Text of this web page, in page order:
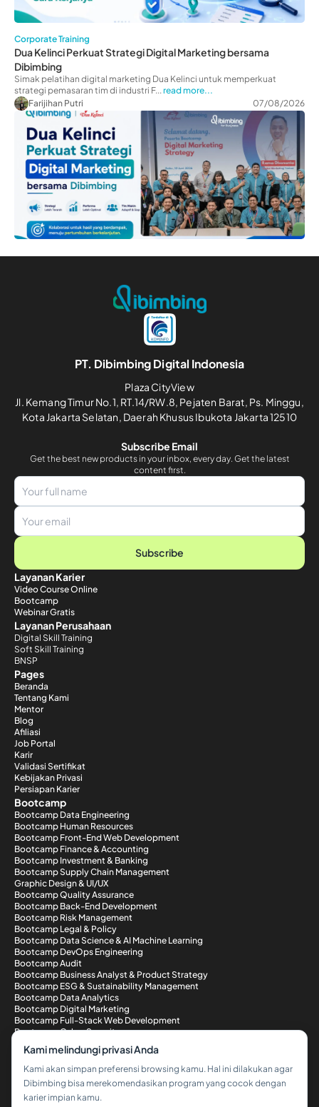
Corporate Training
Dua Kelinci Perkuat Strategi Digital Marketing bersama
Dibimbing
Simak pelatihan digital marketing Dua Kelinci untuk memperkuat
strategi pemasaran tim di industri F... read more...
Farijihan Putri
07/08/2026
PT. Dibimbing Digital Indonesia
Plaza CityView
Jl. Kemang Timur No.1, RT.14/RW.8, Pejaten Barat, Ps. Minggu,
Kota Jakarta Selatan, Daerah Khusus Ibukota Jakarta 12510
Subscribe Email
Get the best new products in your inbox, every day. Get the latest
content first.
Subscribe
Layanan Karier
Video Course Online
Bootcamp
Webinar Gratis
Layanan Perusahaan
Digital Skill Training
Soft Skill Training
BNSP
Pages
Beranda
Tentang Kami
Mentor
Blog
Afiliasi
Job Portal
Karir
Validasi Sertifikat
Kebijakan Privasi
Persiapan Karier
Bootcamp
Bootcamp Data Engineering
Bootcamp Human Resources
Bootcamp Front-End Web Development
Bootcamp Finance & Accounting
Bootcamp Investment & Banking
Bootcamp Supply Chain Management
Graphic Design & UI/UX
Bootcamp Quality Assurance
Bootcamp Back-End Development
Bootcamp Risk Management
Bootcamp Legal & Policy
Bootcamp Data Science & AI Machine Learning
Bootcamp DevOps Engineering
Bootcamp Audit
Bootcamp Business Analyst & Product Strategy
Bootcamp ESG & Sustainability Management
Bootcamp Data Analytics
Bootcamp Digital Marketing
Bootcamp Full-Stack Web Development
Bootcamp Cyber Security
Metode Pembayaran
Kami melindungi privasi Anda
Kami akan simpan preferensi browsing kamu. Hal ini dilakukan agar
Dibimbing bisa merekomendasikan program yang cocok dengan
karier impian kamu.